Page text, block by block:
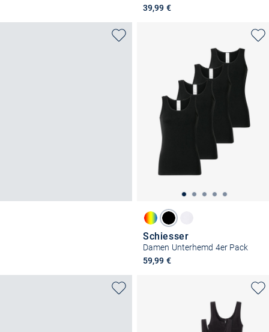
39,99 €
Schiesser
Damen Unterhemd 4er Pack
59,99 €